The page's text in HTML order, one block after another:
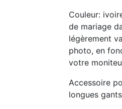
Couleur:
de mariage
légèrement
photo, en
votre
Accessoire
longues